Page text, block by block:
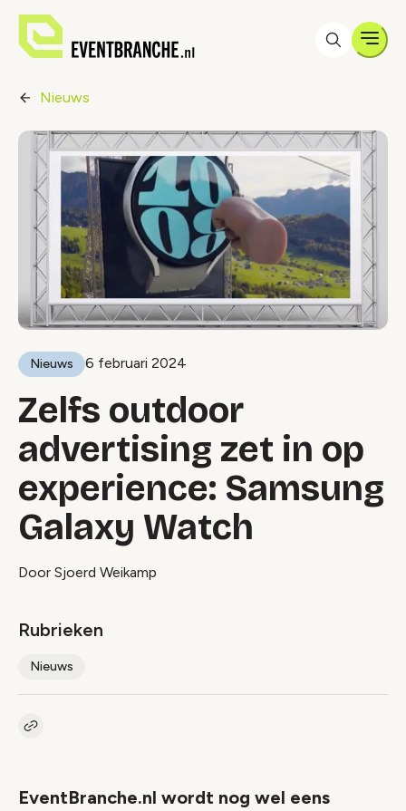
Nieuws
Nieuws 6 februari 2024
Zelfs outdoor
advertising zet in op
experience: Samsung
Galaxy Watch
Door Sjoerd Weikamp
Rubrieken
Nieuws
Kopieer link naar artikel
EventBranche.nl wordt nog wel eens